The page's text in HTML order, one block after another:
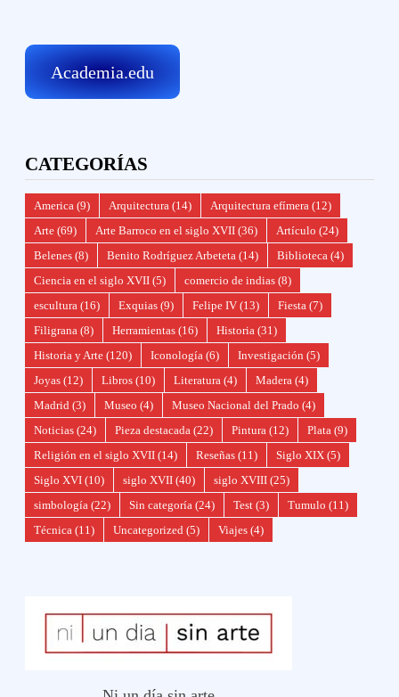
Academia.edu
CATEGORÍAS
America (9) Arquitectura (14) Arquitectura efímera (12)
Arte (69) Arte Barroco en el siglo XVII (36) Artículo (24)
Belenes (8) Benito Rodríguez Arbeteta (14) Biblioteca (4)
Ciencia en el siglo XVII (5) comercio de indias (8)
escultura (16) Exquias (9) Felipe IV (13) Fiesta (7)
Filigrana (8) Herramientas (16) Historia (31)
Historia y Arte (120) Iconología (6) Investigación (5)
Joyas (12) Libros (10) Literatura (4) Madera (4)
Madrid (3) Museo (4) Museo Nacional del Prado (4)
Noticias (24) Pieza destacada (22) Pintura (12) Plata (9)
Religión en el siglo XVII (14) Reseñas (11) Siglo XIX (5)
Siglo XVI (10) siglo XVII (40) siglo XVIII (25)
simbología (22) Sin categoría (24) Test (3) Tumulo (11)
Técnica (11) Uncategorized (5) Viajes (4)